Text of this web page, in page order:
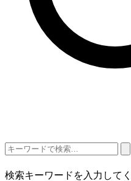
検索キーワードを入力して